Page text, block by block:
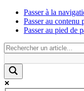
Passer à la
Passer au contenu
Passer au pied de